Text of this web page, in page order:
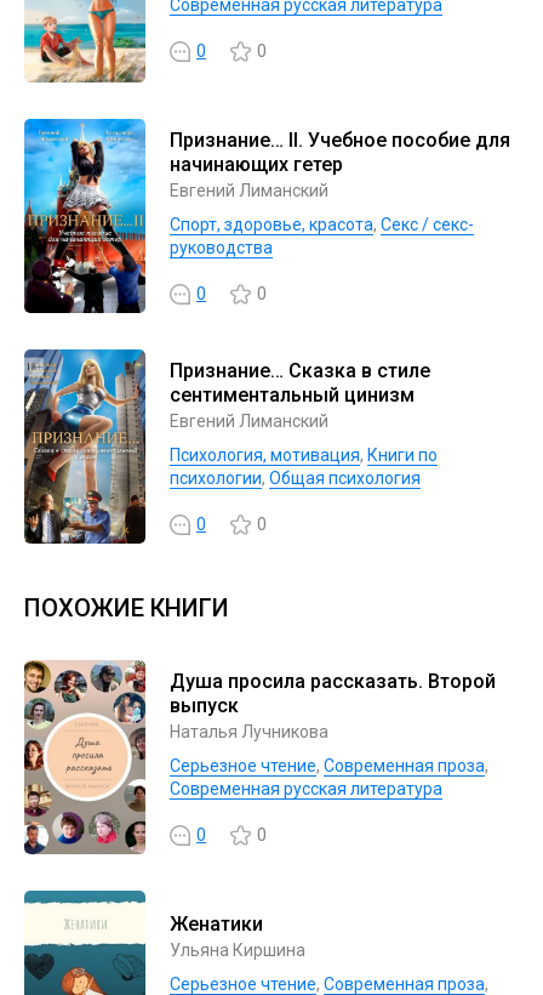
Современная русская литература
0 0
Признание… II. Учебное пособие для
начинающих гетер
Евгений Лиманский
Спорт, здоровье, красота, Секс / секс-
руководства
0 0
Признание… Сказка в стиле
сентиментальный цинизм
Евгений Лиманский
Психология, мотивация, Книги по
психологии, Общая психология
0 0
ПОХОЖИЕ КНИГИ
Душа просила рассказать. Второй
выпуск
Наталья Лучникова
Серьезное чтение, Современная проза,
Современная русская литература
0 0
Женатики
Ульяна Киршина
Серьезное чтение, Современная проза,